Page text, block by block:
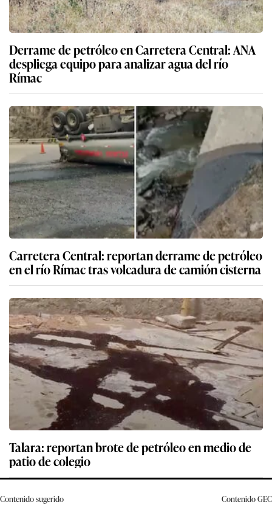
Derrame de petróleo en Carretera Central: ANA
despliega equipo para analizar agua del río
Rímac
Carretera Central: reportan derrame de petróleo
en el río Rímac tras volcadura de camión cisterna
Talara: reportan brote de petróleo en medio de
patio de colegio
Contenido sugerido ContenidoGEC